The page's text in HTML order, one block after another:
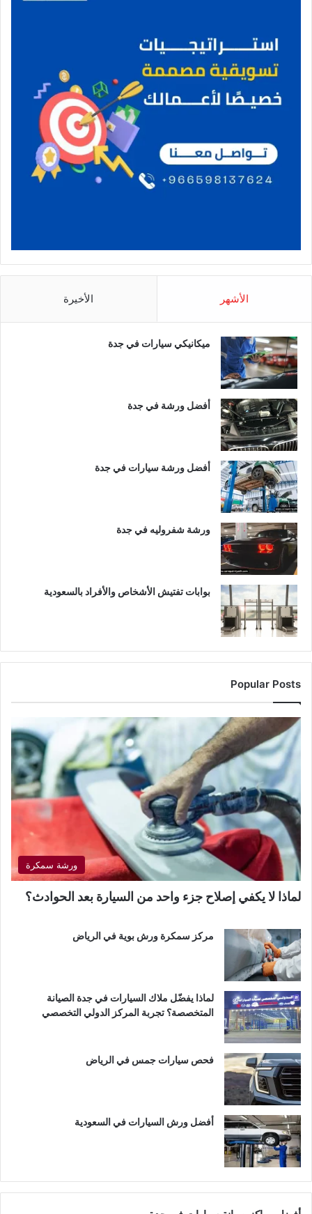
الأشهر الأخيرة
ميكانيكي سيارات في جدة
أفضل ورشة في جدة
أفضل ورشة سيارات في جدة
ورشة شفروليه في جدة
بوابات تفتيش الأشخاص والأفراد بالسعودية
Popular Posts
ورشة سمكرة
لماذا لا يكفي إصلاح جزء واحد من السيارة بعد الحوادث؟
مركز سمكرة ورش بوية في الرياض
لماذا يفضّل ملاك السيارات في جدة الصيانة
المتخصصة؟ تجربة المركز الدولي التخصصي
فحص سيارات جمس في الرياض
أفضل ورش السيارات في السعودية